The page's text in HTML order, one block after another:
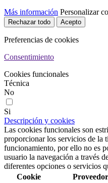
Más información Personalizar
Rechazar todo Acepto
Preferencias de cookies
Consentimiento
Cookies funcionales
Técnica
No
Si
Descripción y cookies
Las cookies funcionales son
proporcionar los servicios de la
funcionamiento, por ello no es
usuario la navegación a través
diferentes opciones o servicios
Cookie
Proveedor